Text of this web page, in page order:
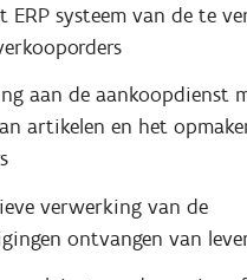
ERP systeem van de te
aan de aankoopdienst
artikelen en het
verwerking van de
ontvangen van